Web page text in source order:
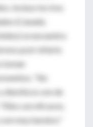
Incluso los tres
(Canadá,
se encuentra
post-infarto
toman
"Sin
diuréticos son de
son eficaces,
muy baratos."